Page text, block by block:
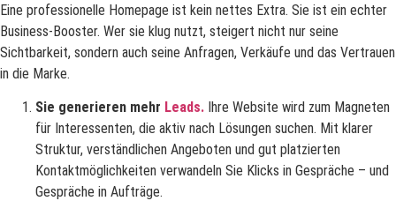
Eine professionelle Homepage ist kein nettes Extra. Sie ist ein echter
Business-Booster. Wer sie klug nutzt, steigert nicht nur seine
Sichtbarkeit, sondern auch seine Anfragen, Verkäufe und das Vertrauen
in die Marke.
Sie generieren mehr Leads. Ihre Website wird zum Magneten
für Interessenten, die aktiv nach Lösungen suchen. Mit klarer
Struktur, verständlichen Angeboten und gut platzierten
Kontaktmöglichkeiten verwandeln Sie Klicks in Gespräche – und
Gespräche in Aufträge.